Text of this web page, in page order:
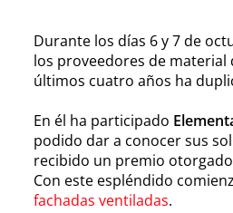
Durante los días 6 y 7 de
los proveedores de material
últimos cuatro años ha
En él ha participado
podido dar a conocer sus
recibido un premio
Con este espléndido
fachadas ventiladas.